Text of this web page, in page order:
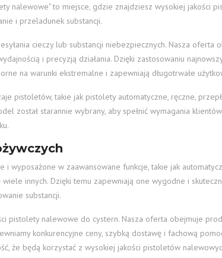
nalewowe" to miejsce, gdzie znajdziesz wysokiej jakości
i przeladunek substancji.
cieczy lub substancji niebezpiecznych. Nasza oferta
i precyzją działania. Dzięki zastosowaniu
na warunki ekstremalne i zapewniają długotrwałe
pistoletów, takie jak pistolety automatyczne, ręczne,
został starannie wybrany, aby spełnić wymagania
wyposażone w zaawansowane funkcje, takie jak
innych. Dzięki temu zapewniają one wygodne i
substancji.
pistolety nalewowe do cystern. Nasza oferta obejmuje
konkurencyjne ceny, szybką dostawę i fachową
że będą korzystać z wysokiej jakości pistoletów